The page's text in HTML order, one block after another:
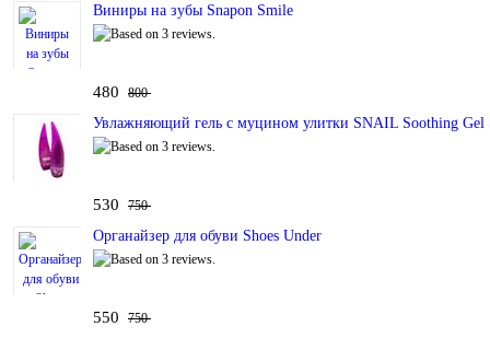
Виниры на зубы Snapon Smile
480 800
Увлажняющий гель с муцином улитки SNAIL Soothing Gel
530 750
Органайзер для обуви Shoes Under
550 750